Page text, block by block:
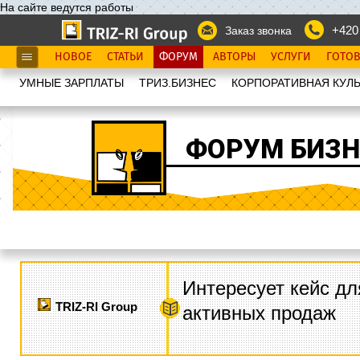
На сайте ведутся работы
Заказ звонка
НОВОЕ СТАТЬИ ФОРУМ АВТОРЫ УСЛУГИ
УМНЫЕ ЗАРПЛАТЫ ТРИЗ.БИЗНЕС КОРПОРАТИВНАЯ
ФОРУМ
TRIZ-RI Group
Интересует кейс
активных продаж